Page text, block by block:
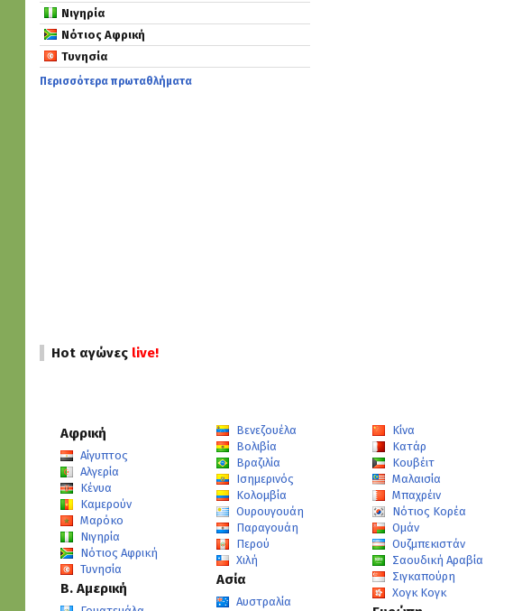
Νιγηρία
Νότιος Αφρική
Τυνησία
Περισσότερα πρωταθλήματα
Hot αγώνες live!
Αφρική
Αίγυπτος
Αλγερία
Κένυα
Καμερούν
Μαρόκο
Νιγηρία
Νότιος Αφρική
Τυνησία
Β. Αμερική
Βενεζουέλα
Βολιβία
Βραζιλία
Ισημερινός
Κολομβία
Ουρουγουάη
Παραγουάη
Περού
Χιλή
Ασία
Αυστραλία
Κίνα
Κατάρ
Κουβέιτ
Μαλαισία
Μπαχρέιν
Νότιος Κορέα
Ομάν
Ουζμπεκιστάν
Σαουδική Αραβία
Σιγκαπούρη
Χογκ Κογκ